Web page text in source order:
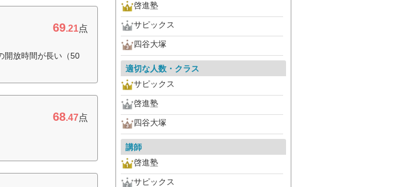
69.21点
開放時間が長い（50
68.47点
啓進塾
サピックス
四谷大塚
適切な人数・クラス
サピックス
啓進塾
四谷大塚
講師
啓進塾
サピックス